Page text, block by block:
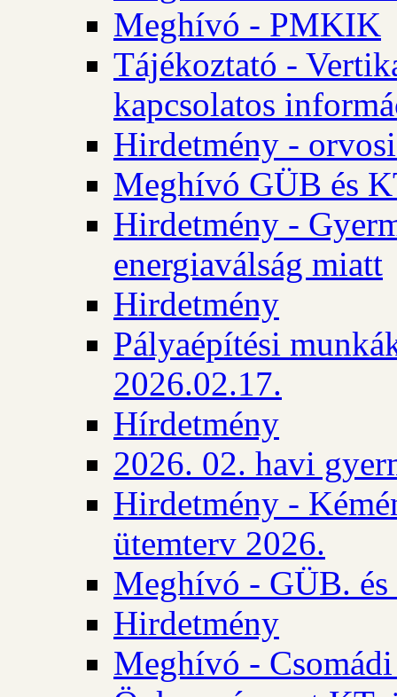
Meghívó - PMKIK
Tájékoztató -
kapcsolatos
Hirdetmény -
Meghívó GÜB és
Hirdetmény -
energiaválság miatt
Hirdetmény
Pályaépítési
2026.02.17.
Hírdetmény
2026. 02. havi
Hirdetmény -
ütemterv 2026.
Meghívó - GÜB.
Hirdetmény
Meghívó -